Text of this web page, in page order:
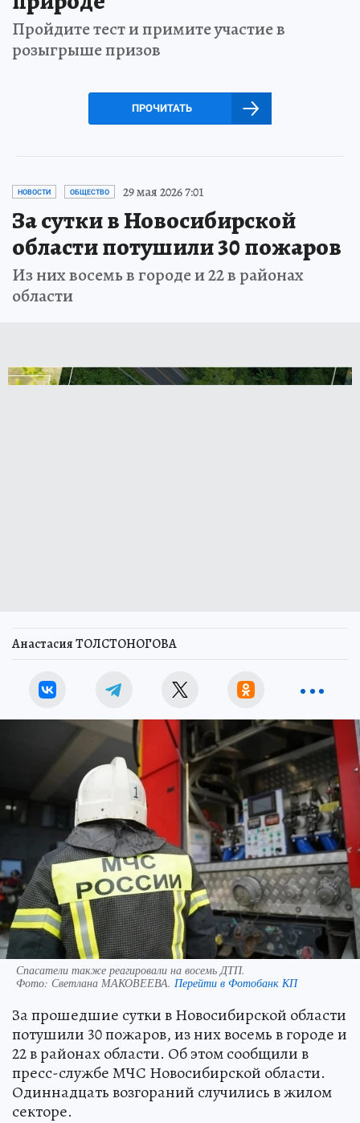
Пройдите тест и примите участие в
розыгрыше призов
ПРОЧИТАТЬ
НОВОСТИ ОБЩЕСТВО 29 мая 2026 7:01
За сутки в Новосибирской
области потушили 30 пожаров
Из них восемь в городе и 22 в районах
области
Анастасия ТОЛСТОНОГОВА
Спасатели также реагировали на восемь ДТП.
Фото: Светлана МАКОВЕЕВА. Перейти в Фотобанк КП
За прошедшие сутки в Новосибирской области
потушили 30 пожаров, из них восемь в городе и
22 в районах области. Об этом сообщили в
пресс-службе МЧС Новосибирской области.
Одиннадцать возгораний случились в жилом
секторе.